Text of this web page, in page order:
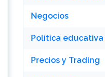
Negocios
Política educativa
Precios y Trading